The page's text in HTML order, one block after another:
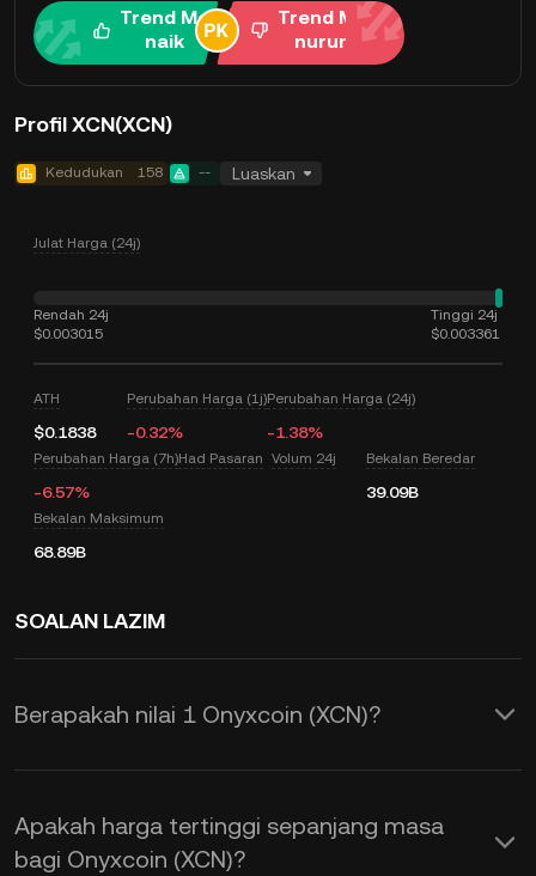
Trend Me
naik
Trend Me
nurun
Profil XCN(XCN)
Kedudukan 158 -- Luaskan
Julat Harga (24j)
Rendah 24j
$0.003015
Tinggi 24j
$0.003361
ATH
$0.1838
Perubahan Harga (1j)
-0.32%
Perubahan Harga (24j)
-1.38%
Perubahan Harga (7h)
-6.57%
Had Pasaran Volum 24j Bekalan Beredar
39.09B
Bekalan Maksimum
68.89B
SOALAN LAZIM
Berapakah nilai 1 Onyxcoin (XCN)?
KuCoin menyediakan pengemasan kini
harga USD masa nyata untuk Onyxcoin
(XCN). Harga Onyxcoin adalah
Apakah harga tertinggi sepanjang masa
bagi Onyxcoin (XCN)?